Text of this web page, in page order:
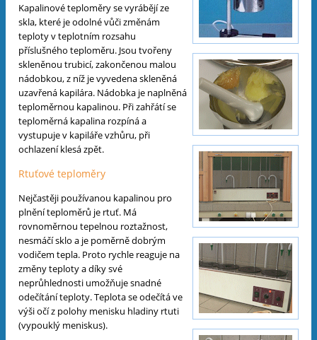
Kapalinové teploměry se vyrábějí ze
skla, které je odolné vůči změnám
teploty v teplotním rozsahu
příslušného teploměru. Jsou tvořeny
skleněnou trubicí, zakončenou malou
nádobkou, z níž je vyvedena skleněná
uzavřená kapilára. Nádobka je naplněná
teploměrnou kapalinou. Při zahřátí se
teploměrná kapalina rozpíná a
vystupuje v kapiláře vzhůru, při
ochlazení klesá zpět.
Rtuťové teploměry
Nejčastěji používanou kapalinou pro
plnění teploměrů je rtuť. Má
rovnoměrnou tepelnou roztažnost,
nesmáčí sklo a je poměrně dobrým
vodičem tepla. Proto rychle reaguje na
změny teploty a díky své
neprůhlednosti umožňuje snadné
odečítání teploty. Teplota se odečítá ve
výši očí z polohy menisku hladiny rtuti
(vypouklý meniskus).